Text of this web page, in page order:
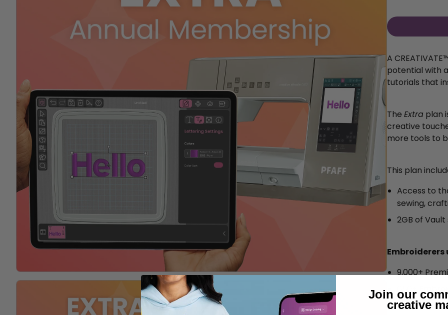
A
potential with
tutorials that
TheExtra plan
creative
more tools to
This plan
Access to
sewing,
2GB of
Embroiderers
9,000+
650+
Wizards
Join our
creative